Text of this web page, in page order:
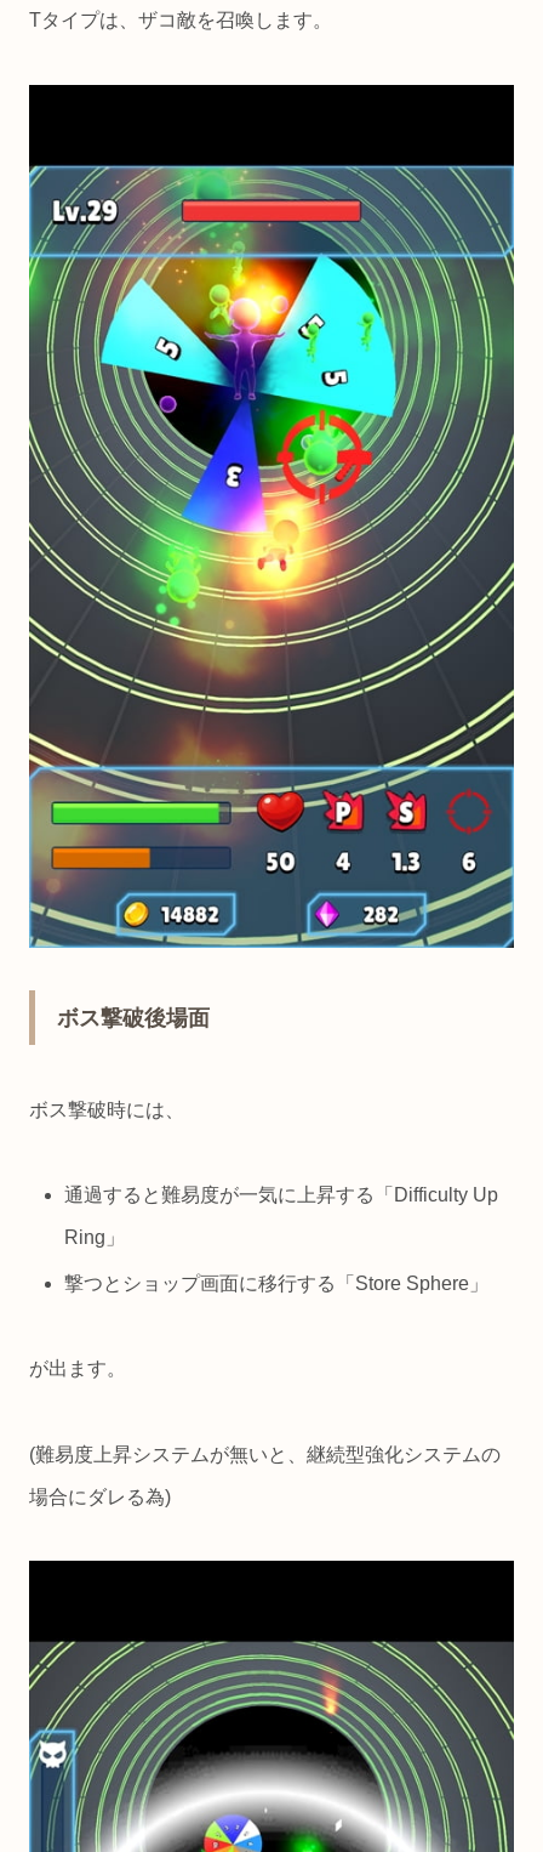
Tタイプは、ザコ敵を召喚します。
ボス撃破後場面
ボス撃破時には、
通過すると難易度が一気に上昇する「Difficulty Up
Ring」
撃つとショップ画面に移行する「Store Sphere」
が出ます。
(難易度上昇システムが無いと、継続型強化システムの
場合にダレる為)